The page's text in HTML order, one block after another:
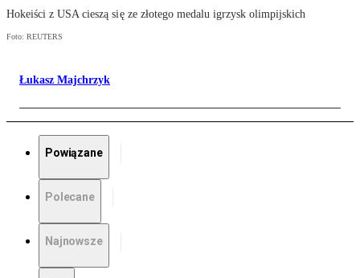
Hokeiści z USA cieszą się ze złotego medalu igrzysk olimpijskich
Foto: REUTERS
Łukasz Majchrzyk
Powiązane
Polecane
Najnowsze